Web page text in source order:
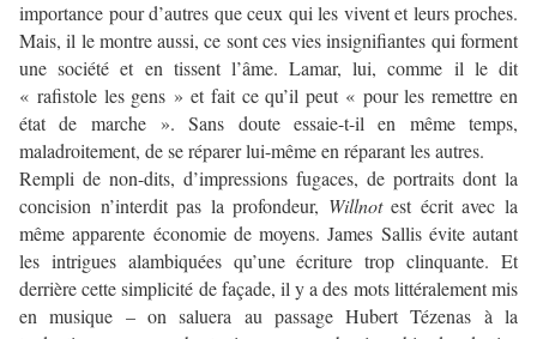
importance pour d’autres que ceux qui les vivent et leurs proches.
Mais, il le montre aussi, ce sont ces vies insignifiantes qui forment
une société et en tissent l’âme. Lamar, lui, comme il le dit
« rafistole les gens » et fait ce qu’il peut « pour les remettre en
état de marche ». Sans doute essaie-t-il en même temps,
maladroitement, de se réparer lui-même en réparant les autres.
Rempli de non-dits, d’impressions fugaces, de portraits dont la
concision n’interdit pas la profondeur, Willnotest écrit avec la
même apparente économie de moyens. James Sallis évite autant
les intrigues alambiquées qu’une écriture trop clinquante. Et
derrière cette simplicité de façade, il y a des mots littéralement mis
en musique – on saluera au passage Hubert Tézenas à la